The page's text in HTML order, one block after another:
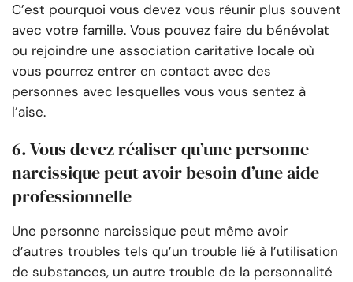
C’est pourquoi vous devez vous réunir plus souvent
avec votre famille. Vous pouvez faire du bénévolat
ou rejoindre une association caritative locale où
vous pourrez entrer en contact avec des
personnes avec lesquelles vous vous sentez à
l’aise.
6. Vous devez réaliser qu’une personne
narcissique peut avoir besoin d’une aide
professionnelle
Une personne narcissique peut même avoir
d’autres troubles tels qu’un trouble lié à l’utilisation
de substances, un autre trouble de la personnalité